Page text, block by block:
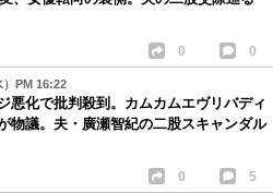
0 0
）PM 16:22
悪化で批判殺到。カムカムエヴリバディ
物議。夫・廣瀬智紀の二股スキャンダル
0 5